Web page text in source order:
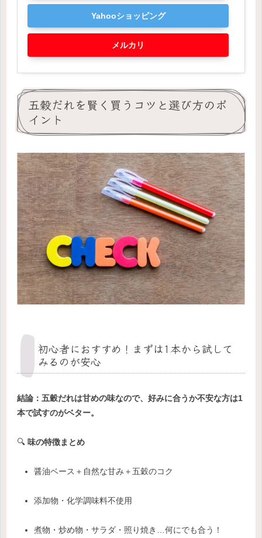
Yahooショッピング
メルカリ
五穀だれを賢く買うコツと選び方のポ
イント
初心者におすすめ！まずは1本から試して
みるのが安心
結論：五穀だれは甘めの味なので、好みに合うか不安な方は1
本で試すのがベター。
🔍 味の特徴まとめ
醤油ベース＋自然な甘み＋五穀のコク
添加物・化学調味料不使用
煮物・炒め物・サラダ・照り焼き…何にでも合う！